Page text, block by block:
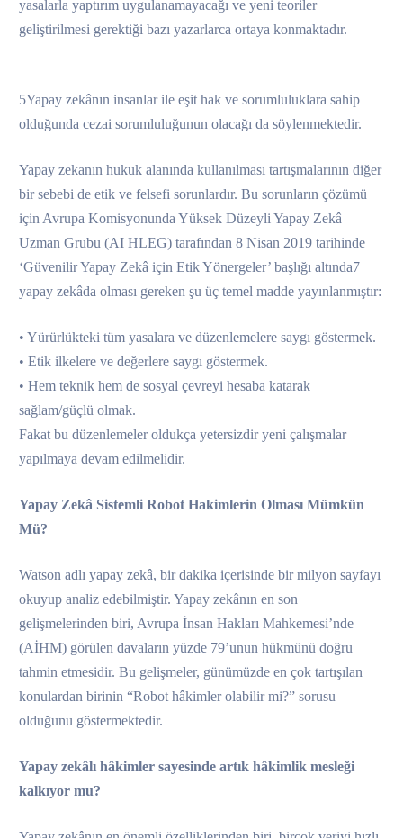
yasalarla yaptırım uygulanamayacağı ve yeni teoriler
geliştirilmesi gerektiği bazı yazarlarca ortaya konmaktadır.
5Yapay zekânın insanlar ile eşit hak ve sorumluluklara sahip
olduğunda cezai sorumluluğunun olacağı da söylenmektedir.
Yapay zekanın hukuk alanında kullanılması tartışmalarının diğer
bir sebebi de etik ve felsefi sorunlardır. Bu sorunların çözümü
için Avrupa Komisyonunda Yüksek Düzeyli Yapay Zekâ
Uzman Grubu (AI HLEG) tarafından 8 Nisan 2019 tarihinde
‘Güvenilir Yapay Zekâ için Etik Yönergeler’ başlığı altında7
yapay zekâda olması gereken şu üç temel madde yayınlanmıştır:
• Yürürlükteki tüm yasalara ve düzenlemelere saygı göstermek.
• Etik ilkelere ve değerlere saygı göstermek.
• Hem teknik hem de sosyal çevreyi hesaba katarak
sağlam/güçlü olmak.
Fakat bu düzenlemeler oldukça yetersizdir yeni çalışmalar
yapılmaya devam edilmelidir.
Yapay Zekâ Sistemli Robot Hakimlerin Olması Mümkün
Mü?
Watson adlı yapay zekâ, bir dakika içerisinde bir milyon sayfayı
okuyup analiz edebilmiştir. Yapay zekânın en son
gelişmelerinden biri, Avrupa İnsan Hakları Mahkemesi’nde
(AİHM) görülen davaların yüzde 79’unun hükmünü doğru
tahmin etmesidir. Bu gelişmeler, günümüzde en çok tartışılan
konulardan birinin “Robot hâkimler olabilir mi?” sorusu
olduğunu göstermektedir.
Yapay zekâlı hâkimler sayesinde artık hâkimlik mesleği
kalkıyor mu?